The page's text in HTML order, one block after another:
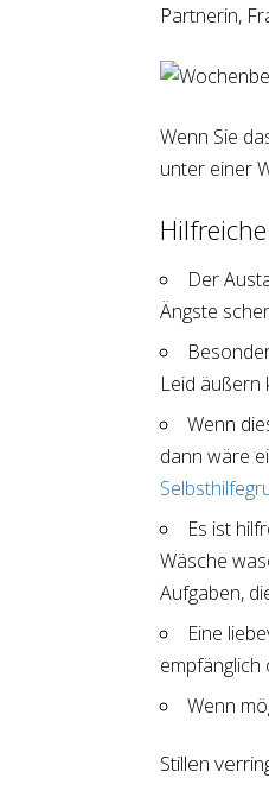
Partnerin,
Wenn Sie
unter einer
Der
Ängste
Leid äußern
Wenn
dann wäre
Es ist
Wäsche
Aufgaben,
Eine
Wenn
Stillen